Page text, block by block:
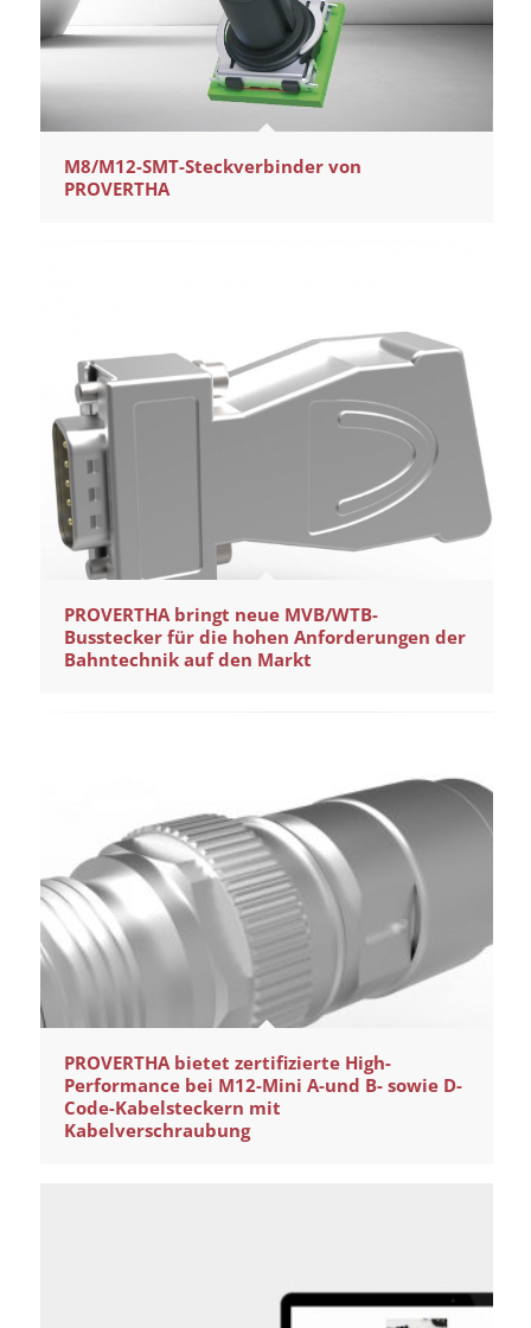
M8/M12-SMT-Steckverbinder von
PROVERTHA
PROVERTHA bringt neue MVB/WTB-
Busstecker für die hohen Anforderungen der
Bahntechnik auf den Markt
PROVERTHA bietet zertifizierte High-
Performance bei M12-Mini A-und B- sowie D-
Code-Kabelsteckern mit
Kabelverschraubung